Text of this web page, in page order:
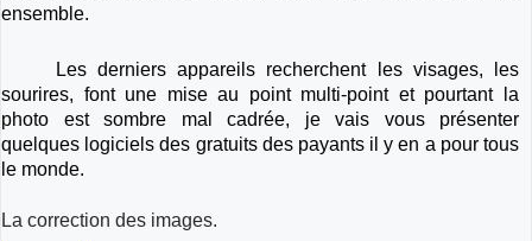
ensemble.
Les derniers appareils recherchent les visages, les
sourires, font une mise au point multi-point et pourtant la
photo est sombre mal cadrée, je vais vous présenter
quelques logiciels des gratuits des payants il y en a pour tous
le monde.
La correction des images.